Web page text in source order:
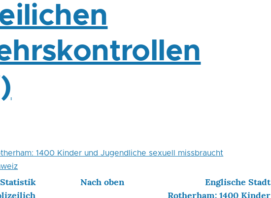
1400 Kinder und Jugendliche sexuell missbraucht
Nach oben
Englische Stadt
Rotherham: 1400 Kinder